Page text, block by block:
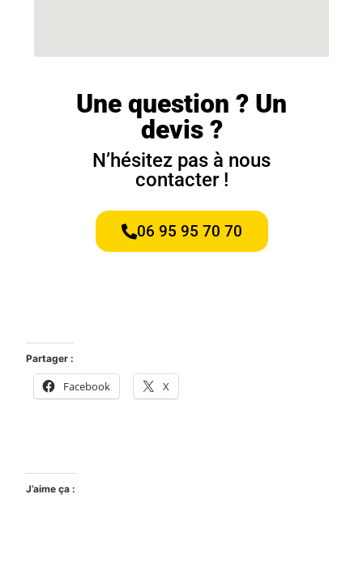
Une question ? Un
devis ?
N’hésitez pas à nous
contacter !
06 95 95 70 70
Partager :
Facebook X
J’aime ça :